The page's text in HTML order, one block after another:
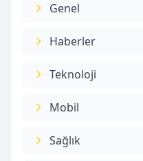
Genel
Haberler
Teknoloji
Mobil
Sağlık